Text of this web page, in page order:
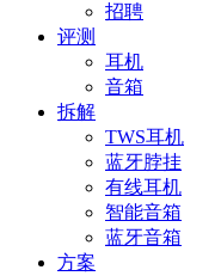
招聘
评测
耳机
音箱
拆解
TWS耳机
蓝牙脖挂
有线耳机
智能音箱
蓝牙音箱
方案